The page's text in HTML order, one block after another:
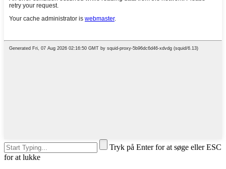
Tryk på Enter for at søge eller ESC
for at lukke